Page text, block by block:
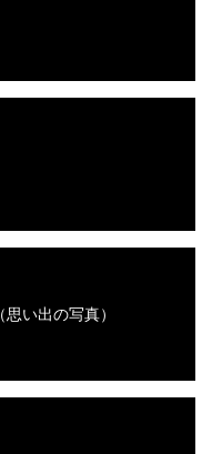
い出の写真）